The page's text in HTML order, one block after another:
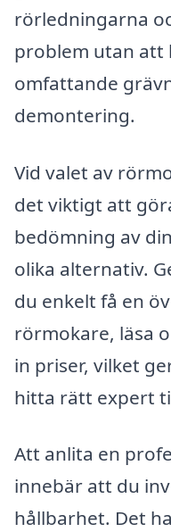
rörledningarna
problem utan att
omfattande
demontering.
Vid valet av
det viktigt att
bedömning av
olika alternativ.
du enkelt få en
rörmokare, läsa
in priser, vilket
hitta rätt expert
Att anlita en
innebär att du
hållbarhet. Det